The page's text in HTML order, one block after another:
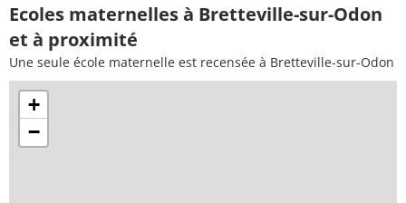
Ecoles maternelles à Bretteville-sur-Odon
et à proximité
Une seule école maternelle est recensée à Bretteville-sur-Odon
+
−